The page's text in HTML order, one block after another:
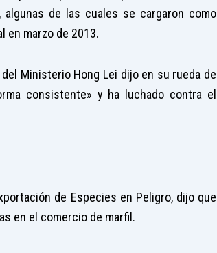
de las cuales se cargaron como
en marzo de 2013.
Ministerio Hong Lei dijo en su rueda de
consistente» y ha luchado contra el
de Especies en Peligro, dijo que
en el comercio de marfil.